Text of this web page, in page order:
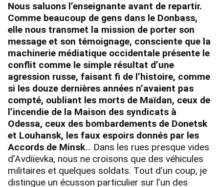
Nous saluons l’enseignante avant de repartir.
Comme beaucoup de gens dans le Donbass,
elle nous transmet la mission de porter son
message et son témoignage, consciente que la
machinerie médiatique occidentale présente le
conflit comme le simple résultat d’une
agression russe, faisant fi de l’histoire, comme
si les douze dernières années n’avaient pas
compté, oubliant les morts de Maïdan, ceux de
l’incendie de la Maison des syndicats à
Odessa, ceux des bombardements de Donetsk
et Louhansk, les faux espoirs donnés par les
Accords de Minsk... Dans les rues presque vides
d’Avdiïevka, nous ne croisons que des véhicules
militaires et quelques soldats. Tout d’un coup, je
distingue un écusson particulier sur l’un des